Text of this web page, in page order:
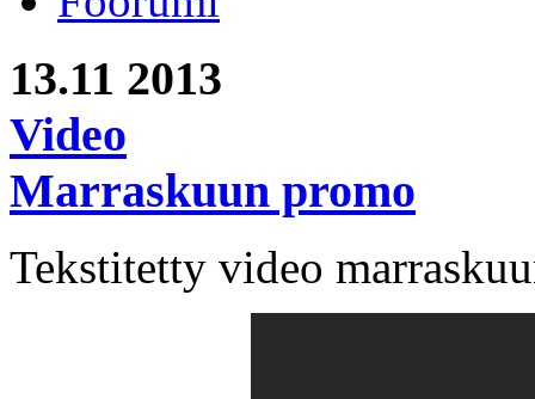
13.11 2013
Video
Marraskuun promo
Tekstitetty video